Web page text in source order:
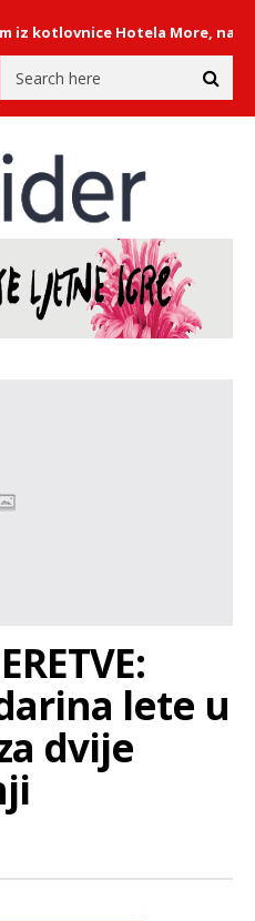
Hotela More, na intervenciji 10
lete u
dvije